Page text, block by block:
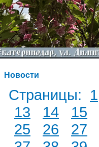
Новости
Страницы: 1
13
14
15
25
26
27